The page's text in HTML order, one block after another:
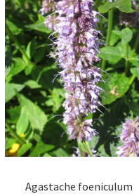
Agastache foeniculum